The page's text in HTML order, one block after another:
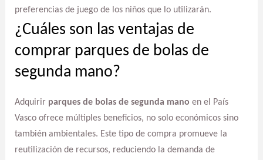
preferencias de juego de los niños que lo utilizarán.
¿Cuáles son las ventajas de
comprar parques de bolas de
segunda mano?
Adquirir parques de bolas de segunda mano en el País
Vasco ofrece múltiples beneficios, no solo económicos sino
también ambientales. Este tipo de compra promueve la
reutilización de recursos, reduciendo la demanda de